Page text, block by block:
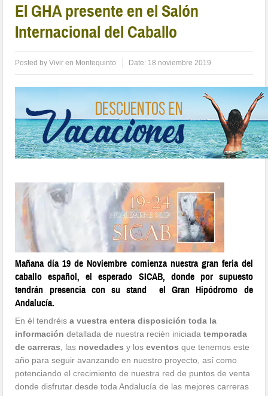
El GHA presente en el Salón
Internacional del Caballo
Posted byVivir en Montequinto Date: 18 noviembre 2019
Mañana día 19 de Noviembre comienza nuestra gran feria del
caballo español, el esperado SICAB, donde por supuesto
tendrán presencia con sustand el Gran Hipódromo de
Andalucía.
En él tendréisa vuestra entera disposición toda la
información detallada de nuestra recién iniciadatemporada
de carreras, las novedades y loseventos que tenemos este
año para seguir avanzando en nuestro proyecto, así como
potenciando el crecimiento de nuestra red de puntos de venta
donde disfrutar desde toda Andalucía de las mejores carreras